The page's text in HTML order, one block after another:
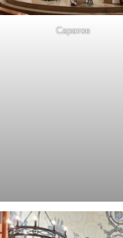
Саратов